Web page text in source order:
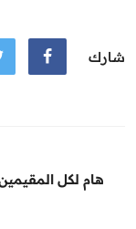
شارك
هام لكل